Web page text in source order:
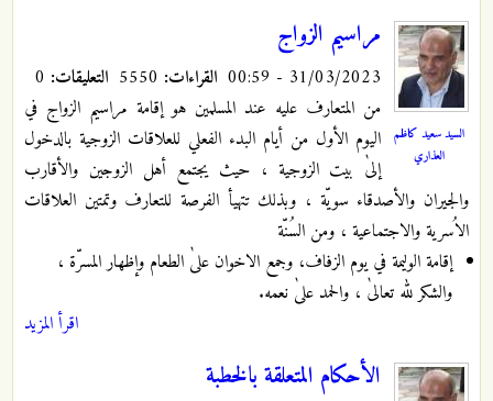
السيد سعيد كاظم
العذاري
مراسيم الزواج
31/03/2023 - 00:59 القراءات: التعليقات:
من المتعارف عليه عند المسلمين هو إقامة مراسيم الزواج في
اليوم الأول من أيام البدء الفعلي للعلاقات الزوجية بالدخول
إلىٰ بيت الزوجية ، حيث يجتمع أهل الزوجين والأقارب
والجيران والأصدقاء سويّة ، وبذلك تتهيأ الفرصة للتعارف وتمتين العلاقات
الاُسرية والاجتماعية ، ومن السُنّة
إقامة الوليمة في يوم الزفاف، وجمع الاخوان علىٰ الطعام وإظهار المسرّة ،
والشكر لله تعالىٰ ، والحمد علىٰ نعمه.
اقرأ المزيد
الأحكام المتعلقة بالخطبة